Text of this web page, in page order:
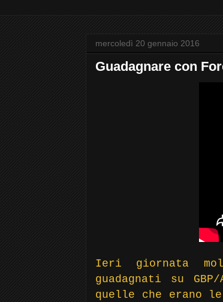
mercoledì 20 gennaio 2016
Guadagnare con
Ieri giornata
guadagnati su
quelle che erano